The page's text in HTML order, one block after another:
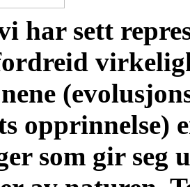
har sett
opprinnelse)
som gir seg